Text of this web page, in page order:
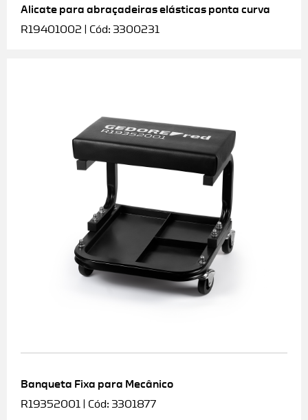
Alicate para abraçadeiras elásticas ponta curva
R19401002 | Cód: 3300231
Banqueta Fixa para Mecânico
R19352001 | Cód: 3301877